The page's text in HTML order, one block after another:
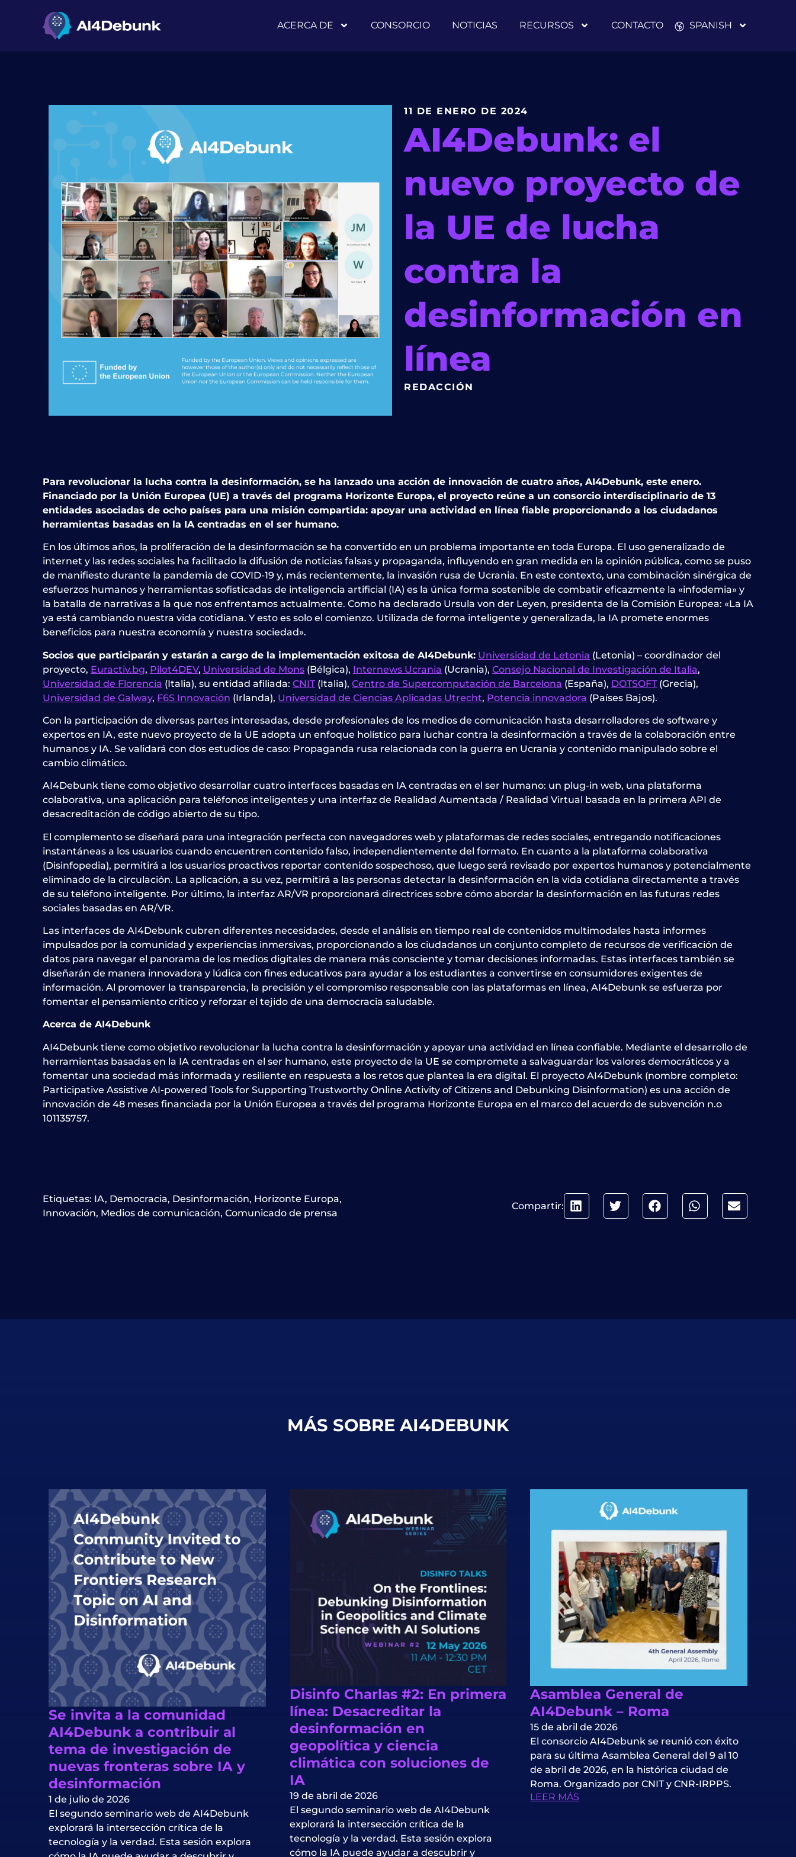
ACERCA DE CONSORCIO NOTICIAS RECURSOS CONTACTO SPANISH
11 DE ENERO DE 2024
AI4Debunk: el
nuevo proyecto de
la UE de lucha
contra la
desinformación en
línea
REDACCIÓN
Para revolucionar la lucha contra la desinformación, se ha lanzado una acción de innovación de cuatro años, AI4Debunk, este enero.
Financiado por la Unión Europea (UE) a través del programa Horizonte Europa, el proyecto reúne a un consorcio interdisciplinario de 13
entidades asociadas de ocho países para una misión compartida: apoyar una actividad en línea fiable proporcionando a los ciudadanos
herramientas basadas en la IA centradas en el ser humano.
En los últimos años, la proliferación de la desinformación se ha convertido en un problema importante en toda Europa. El uso generalizado de
internet y las redes sociales ha facilitado la difusión de noticias falsas y propaganda, influyendo en gran medida en la opinión pública, como se puso
de manifiesto durante la pandemia de COVID-19 y, más recientemente, la invasión rusa de Ucrania. En este contexto, una combinación sinérgica de
esfuerzos humanos y herramientas sofisticadas de inteligencia artificial (IA) es la única forma sostenible de combatir eficazmente la «infodemia» y
la batalla de narrativas a la que nos enfrentamos actualmente. Como ha declarado Ursula von der Leyen, presidenta de la Comisión Europea: «La IA
ya está cambiando nuestra vida cotidiana. Y esto es solo el comienzo. Utilizada de forma inteligente y generalizada, la IA promete enormes
beneficios para nuestra economía y nuestra sociedad».
Socios que participarán y estarán a cargo de la implementación exitosa de AI4Debunk: Universidad de Letonia (Letonia) – coordinador del
proyecto, Euractiv.bg, Pilot4DEV, Universidad de Mons (Bélgica), Internews Ucrania (Ucrania), Consejo Nacional de Investigación de Italia,
Universidad de Florencia (Italia), su entidad afiliada: CNIT(Italia), Centro de Supercomputación de Barcelona (España), DOTSOFT(Grecia),
Universidad de Galway, F6S Innovación (Irlanda), Universidad de Ciencias Aplicadas Utrecht, Potencia innovadora (Países Bajos).
Con la participación de diversas partes interesadas, desde profesionales de los medios de comunicación hasta desarrolladores de software y
expertos en IA, este nuevo proyecto de la UE adopta un enfoque holístico para luchar contra la desinformación a través de la colaboración entre
humanos y IA. Se validará con dos estudios de caso: Propaganda rusa relacionada con la guerra en Ucrania y contenido manipulado sobre el
cambio climático.
AI4Debunk tiene como objetivo desarrollar cuatro interfaces basadas en IA centradas en el ser humano: un plug-in web, una plataforma
colaborativa, una aplicación para teléfonos inteligentes y una interfaz de Realidad Aumentada / Realidad Virtual basada en la primera API de
desacreditación de código abierto de su tipo.
El complemento se diseñará para una integración perfecta con navegadores web y plataformas de redes sociales, entregando notificaciones
instantáneas a los usuarios cuando encuentren contenido falso, independientemente del formato. En cuanto a la plataforma colaborativa
(Disinfopedia), permitirá a los usuarios proactivos reportar contenido sospechoso, que luego será revisado por expertos humanos y potencialmente
eliminado de la circulación. La aplicación, a su vez, permitirá a las personas detectar la desinformación en la vida cotidiana directamente a través
de su teléfono inteligente. Por último, la interfaz AR/VR proporcionará directrices sobre cómo abordar la desinformación en las futuras redes
sociales basadas en AR/VR.
Las interfaces de AI4Debunk cubren diferentes necesidades, desde el análisis en tiempo real de contenidos multimodales hasta informes
impulsados por la comunidad y experiencias inmersivas, proporcionando a los ciudadanos un conjunto completo de recursos de verificación de
datos para navegar el panorama de los medios digitales de manera más consciente y tomar decisiones informadas. Estas interfaces también se
diseñarán de manera innovadora y lúdica con fines educativos para ayudar a los estudiantes a convertirse en consumidores exigentes de
información. Al promover la transparencia, la precisión y el compromiso responsable con las plataformas en línea, AI4Debunk se esfuerza por
fomentar el pensamiento crítico y reforzar el tejido de una democracia saludable.
Acerca de AI4Debunk
AI4Debunk tiene como objetivo revolucionar la lucha contra la desinformación y apoyar una actividad en línea confiable. Mediante el desarrollo de
herramientas basadas en la IA centradas en el ser humano, este proyecto de la UE se compromete a salvaguardar los valores democráticos y a
fomentar una sociedad más informada y resiliente en respuesta a los retos que plantea la era digital. El proyecto AI4Debunk (nombre completo:
Participative Assistive AI-powered Tools for Supporting Trustworthy Online Activity of Citizens and Debunking Disinformation) es una acción de
innovación de 48 meses financiada por la Unión Europea a través del programa Horizonte Europa en el marco del acuerdo de subvención n.o
101135757.
Etiquetas: IA, Democracia, Desinformación, Horizonte Europa,
Innovación, Medios de comunicación, Comunicado de prensa
Compartir:
MÁS SOBRE AI4DEBUNK
Se invita a la comunidad
AI4Debunk a contribuir al
tema de investigación de
nuevas fronteras sobre IA y
desinformación
1 de julio de 2026
El segundo seminario web de AI4Debunk
explorará la intersección crítica de la
tecnología y la verdad. Esta sesión explora
Disinfo Charlas #2: En primera
línea: Desacreditar la
desinformación en
geopolítica y ciencia
climática con soluciones de
IA
19 de abril de 2026
El segundo seminario web de AI4Debunk
explorará la intersección crítica de la
tecnología y la verdad. Esta sesión explora
cómo la IA puede ayudar a descubrir y
Asamblea General de
AI4Debunk – Roma
15 de abril de 2026
El consorcio AI4Debunk se reunió con éxito
para su última Asamblea General del 9 al 10
de abril de 2026, en la histórica ciudad de
Roma. Organizado por CNIT y CNR-IRPPS.
LEER MÁS